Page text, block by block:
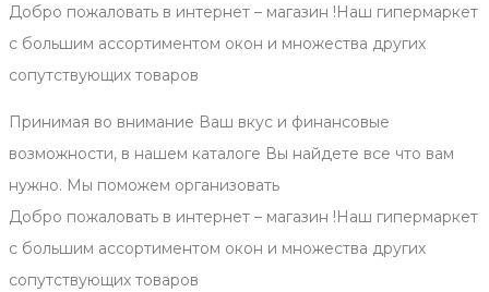
Добро пожаловать в интернет – магазин !Наш гипермаркет
с большим ассортиментом окон и множества других
сопутствующих товаров
Принимая во внимание Ваш вкус и финансовые
возможности, в нашем каталоге Вы найдете все что вам
нужно. Мы поможем организовать
Добро пожаловать в интернет – магазин !Наш гипермаркет
с большим ассортиментом окон и множества других
сопутствующих товаров